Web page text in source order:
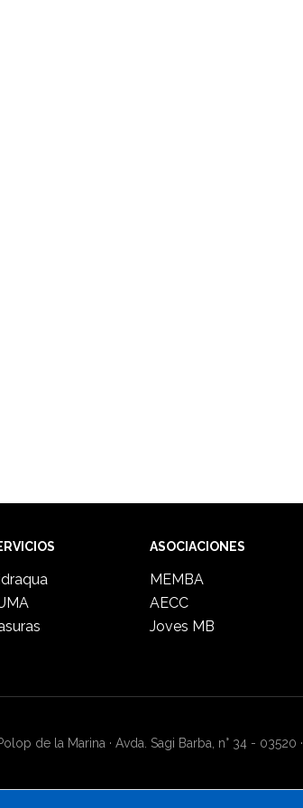
ASOCIACIONES
MEMBA
AECC
Joves MB
de la Marina · Avda. Sagi Barba, n° 34 - 03520 ·